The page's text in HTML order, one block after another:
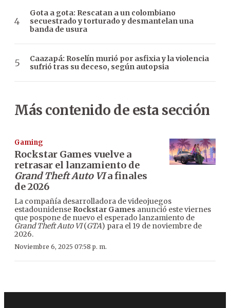
Gota a gota: Rescatan a un colombiano
secuestrado y torturado y desmantelan una
banda de usura
Caazapá: Roselín murió por asfixia y la violencia
sufrió tras su deceso, según autopsia
Más contenido de esta sección
Gaming
Rockstar Games vuelve a
retrasar el lanzamiento de
Grand Theft Auto VIa finales
de 2026
La compañía desarrolladora de videojuegos
estadounidense Rockstar Games anunció este viernes
que pospone de nuevo el esperado lanzamiento de
Grand Theft Auto VI(GTA) para el 19 de noviembre de
2026.
Noviembre 6, 2025 07:58 p. m.